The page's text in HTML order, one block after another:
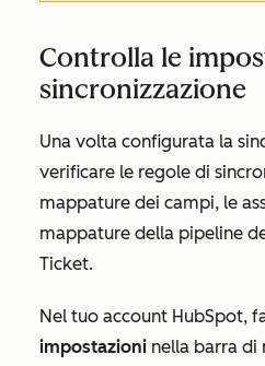
Controlla le
sincronizzazione
Una volta configurata la
verificare le regole di
mappature dei campi, le
mappature della pipeline
Ticket.
Nel tuo account HubSpot,
impostazioni nella barra di